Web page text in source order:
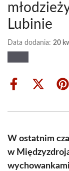
Lubinie
Data dodania: 20
Share
Share
(Twitter)
W ostatnim
w